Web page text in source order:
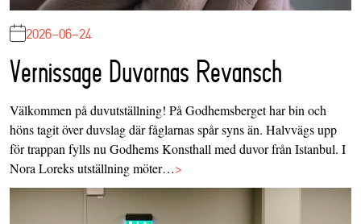
2026-06-24
Vernissage Duvornas Revansch
Välkommen på duvutställning! På Godhemsberget har bin och
höns tagit över duvslag där fåglarnas spår syns än. Halvvägs upp
för trappan fylls nu Godhems Konsthall med duvor från Istanbul. I
Nora Loreks utställning möter…>